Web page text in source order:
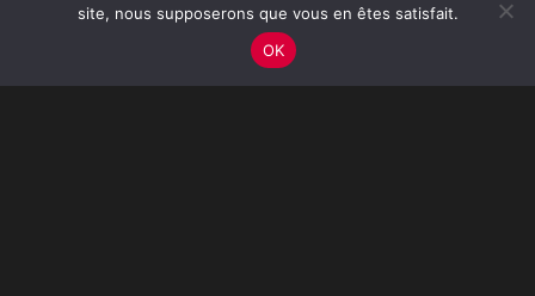
site, nous supposerons que vous en êtes satisfait.
OK